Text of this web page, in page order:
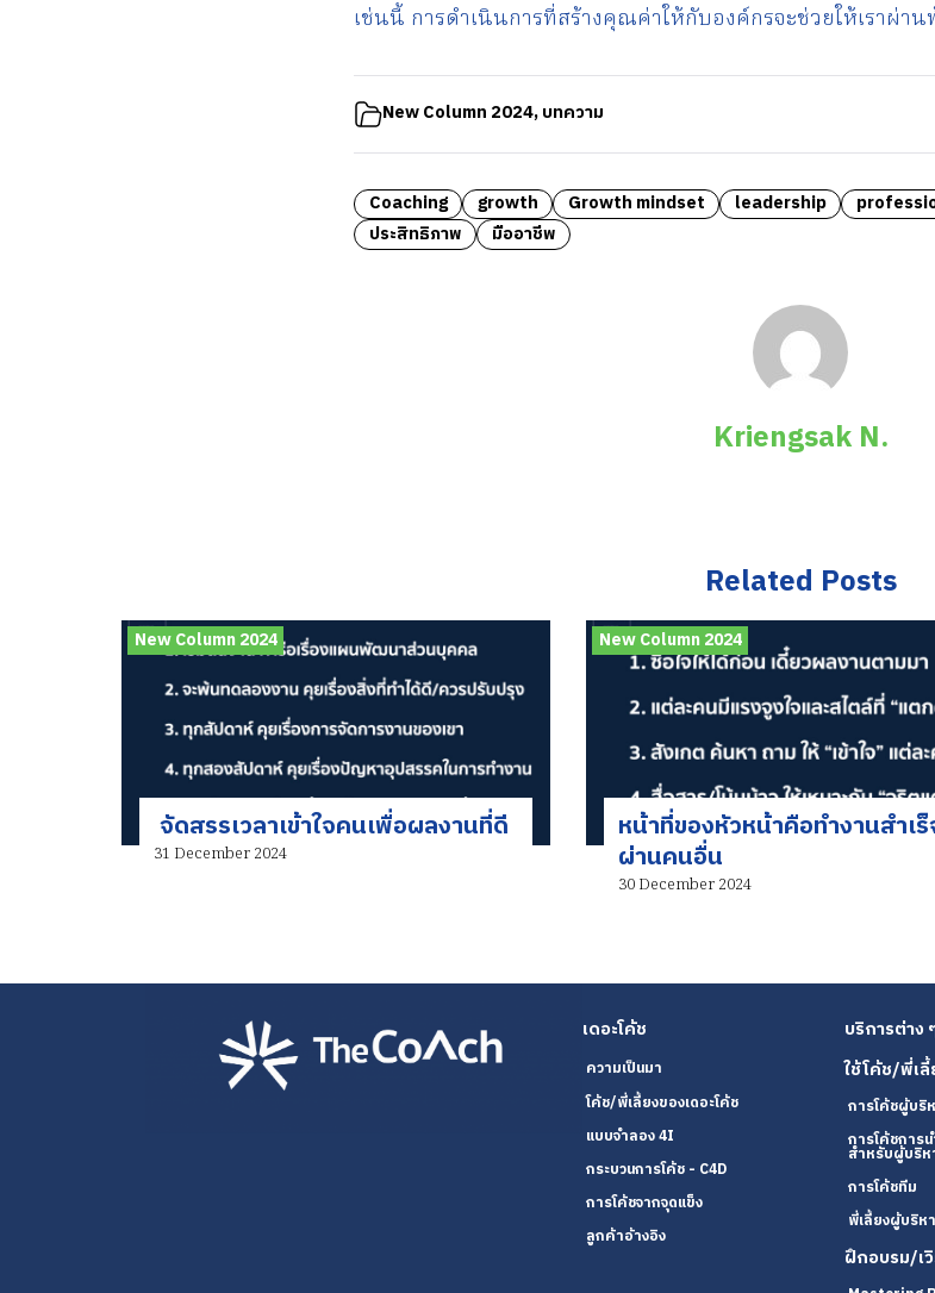
เช่นนี้ การดำเนินการที่สร้างคุณค่าให้กับองค์กรจะช่วยให้เราผ่า
New Column 2024,บทความ
Coaching growth Growth mindset leadership
ประสิทธิภาพ
มืออาชีพ
Kriengsak N.
Related Posts
New Column 2024
จัดสรรเวลาเข้าใจคนเพื่อผลงานที่ดี
31 December 2024
New Column 2024
หน้าที่ของหัวหน้าคือทำงานสำเ
ผ่านคนอื่น
30 December 2024
เดอะโค้ช
ความเป็นมา
โค้ช/พี่เลี้ยงของเดอะโค้ช
แบบจำลอง 4I
กระบวนการโค้ช - C4D
การโค้ชจากจุดแข็ง
ลูกค้าอ้างอิง
บริการต่าง
ใช้โค้ช/พี่เลี้
การโค้ชผู้บริ
การโค้ชการน
สำหรับผู้บริห
การโค้ชทีม
พี่เลี้ยงผู้บริห
ฝึกอบรม/เ